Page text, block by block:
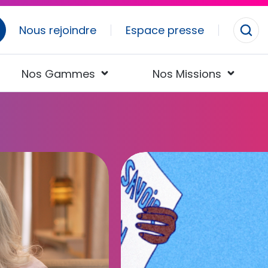
Nous rejoindre Espace presse
la
Nos Gammes Nos Missions
mini